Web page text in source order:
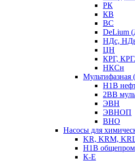
РК
КВ
ВС
DeLium
НДс,
ЦН
КРГ,
НКСн
Мультифазная
Н1В
2ВВ
ЭВН
ЭВНОП
ВНО
Насосы для
KR, KRM,
Н1В общепром
К-Е